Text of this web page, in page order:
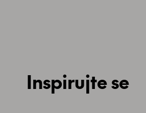
Inspirujte se